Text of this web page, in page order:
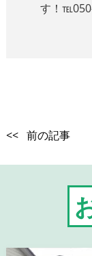
す！
<< 前の記事